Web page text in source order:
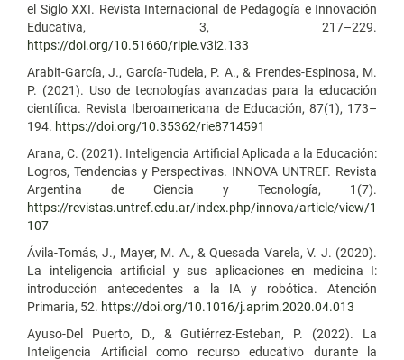
el Siglo XXI. Revista Internacional de Pedagogía e Innovación
Educativa, 3, 217–229.
https://doi.org/10.51660/ripie.v3i2.133
Arabit-García, J., García-Tudela, P. A., & Prendes-Espinosa, M.
P. (2021). Uso de tecnologías avanzadas para la educación
científica. Revista Iberoamericana de Educación, 87(1), 173–
194. https://doi.org/10.35362/rie8714591
Arana, C. (2021). Inteligencia Artificial Aplicada a la Educación:
Logros, Tendencias y Perspectivas. INNOVA UNTREF. Revista
Argentina de Ciencia y Tecnología, 1(7).
https://revistas.untref.edu.ar/index.php/innova/article/view/1
107
Ávila-Tomás, J., Mayer, M. A., & Quesada Varela, V. J. (2020).
La inteligencia artificial y sus aplicaciones en medicina I:
introducción antecedentes a la IA y robótica. Atención
Primaria, 52. https://doi.org/10.1016/j.aprim.2020.04.013
Ayuso-Del Puerto, D., & Gutiérrez-Esteban, P. (2022). La
Inteligencia Artificial como recurso educativo durante la